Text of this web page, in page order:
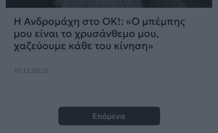
Η Ανδρομάχη στο OK!: «Ο μπέμπης
μου είναι το χρυσάνθεμο μου,
χαζεύουμε κάθε του κίνηση»
10.12.2025
Επόμενα